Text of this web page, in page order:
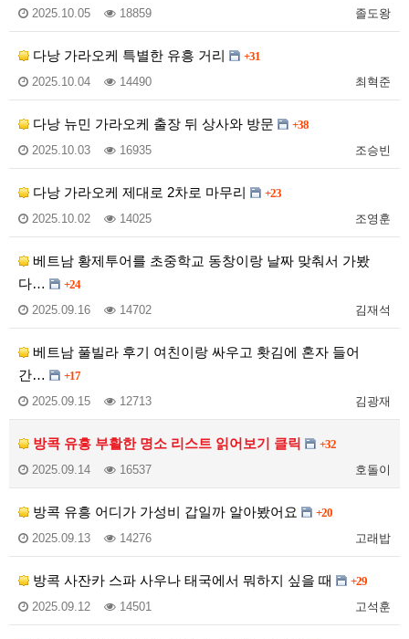
졸도왕
2025.10.05 18859
다낭 가라오케 특별한 유흥 거리 +31
최혁준
2025.10.04 14490
다낭 뉴민 가라오케 출장 뒤 상사와 방문 +38
조승빈
2025.10.03 16935
다낭 가라오케 제대로 2차로 마무리 +23
조영훈
2025.10.02 14025
베트남 황제투어를 초중학교 동창이랑 날짜 맞춰서 가봤
다…
+24
김재석
2025.09.16 14702
베트남 풀빌라 후기 여친이랑 싸우고 홧김에 혼자 들어
간…
+17
김광재
2025.09.15 12713
방콕 유흥 부활한 명소 리스트 읽어보기 클릭 +32
호돌이
2025.09.14 16537
방콕 유흥 어디가 가성비 갑일까 알아봤어요 +20
고래밥
2025.09.13 14276
방콕 사잔카 스파 사우나 태국에서 뭐하지 싶을 때 +29
고석훈
2025.09.12 14501